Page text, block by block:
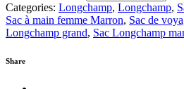
Categories: Longchamp, Longchamp,
Sac à main femme Marron, Sac de
Longchamp grand, Sac Longchamp
Share